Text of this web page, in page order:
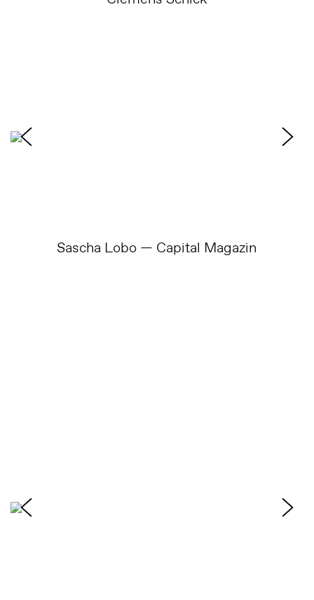
Sascha Lobo — Capital Magazin